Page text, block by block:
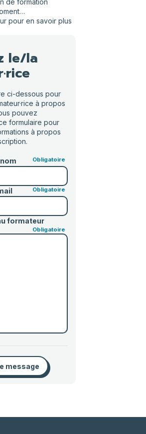
de formation
pour en savoir plus
le/la
ci-dessous pour
à propos
pouvez
formulaire pour
à propos
formateur
message